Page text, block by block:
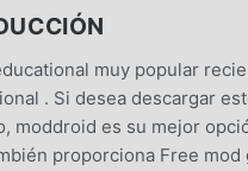
muy popular
. Si desea descargar
moddroid es su mejor
proporciona Free